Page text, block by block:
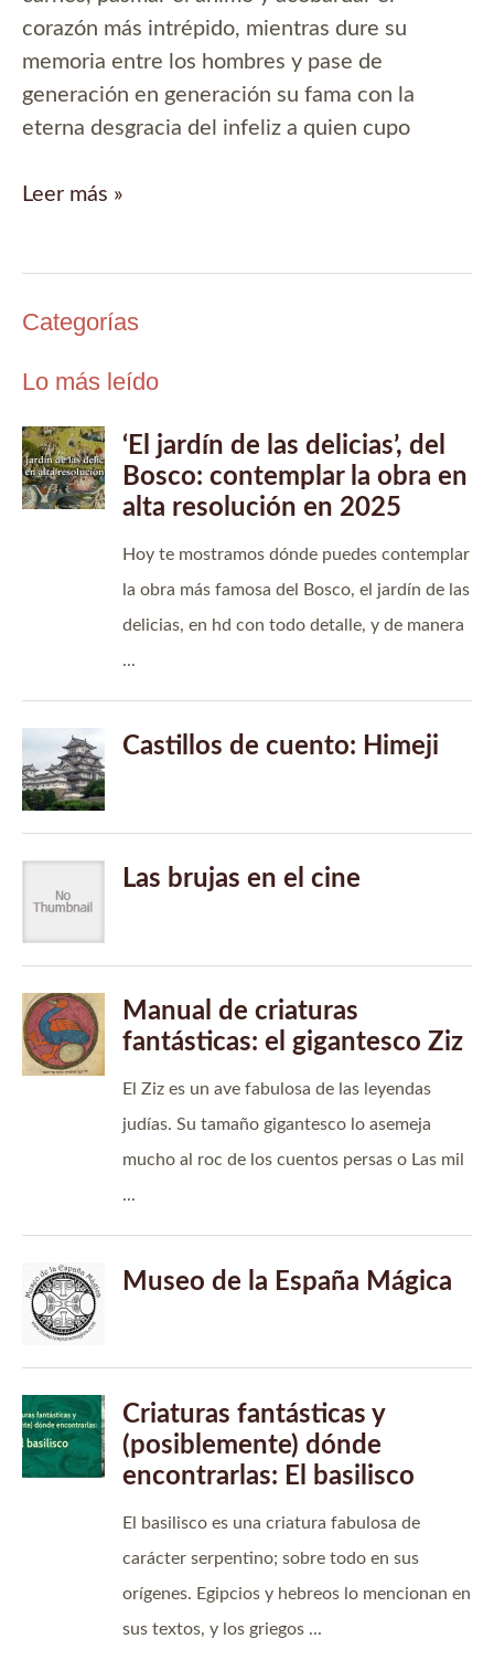
corazón más intrépido, mientras dure su
memoria entre los hombres y pase de
generación en generación su fama con la
eterna desgracia del infeliz a quien cupo
La
cuento
Espronceda
Leer más »
Categorías
Lo más leído